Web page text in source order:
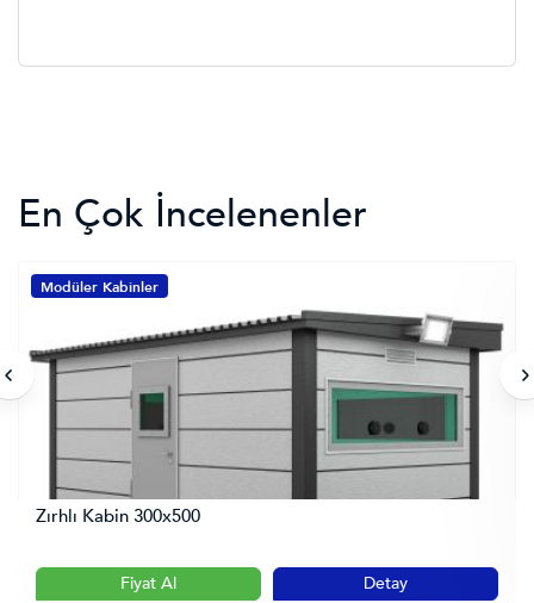
En Çok İncelenenler
Modüler Kabinler
Zırhlı Kabin 300x500
Fiyat Al Detay